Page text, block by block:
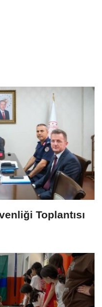
Toplantısı